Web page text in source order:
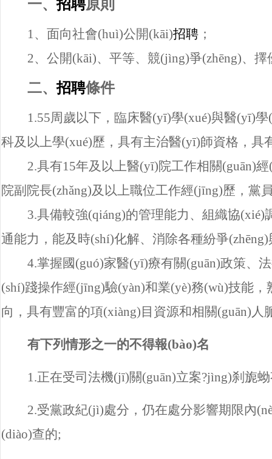
一、招聘原則
1、面向社會(huì)公開(kāi)招聘 ；
2、公開(kāi)、平等、競(jìng)爭
二、招聘條件
1.55周歲以下，臨床醫(yī)學(xué)與醫(yī)
科及以上學(xué)歷，具有主治醫(yī)師資格
2.具有15年及以上醫(yī)院工作相關(guān)經
院副院長(zhǎng)及以上職位工作經(jīng)歷 ，
3.具備較強(qiáng)的管理能力、組織協(xié)調
通能力，能及時(shí)化解、消除各種紛爭
4.掌握國(guó)家醫(yī)療有關(guān)政策
(shí)踐操作經(jīng)驗(yàn)和業(yè)務(wù)技能
向，具有豐富的項(xiàng)目資源和相關(guān)人脈
有下列情形之一的不得報(bào)名
1.正在受司法機(jī)關(guān)立案?jìng)刹旎
2.受黨政紀(jì)處分，仍在處分影響期限
(diào)查的;